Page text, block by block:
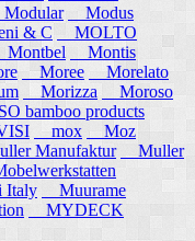
Modus
& C
MOLTO
Montis
Moree
Morelato
Morizza
Moroso
bamboo products
mox
Moz
Manufaktur
Muller
Italy
Muurame
MYDECK